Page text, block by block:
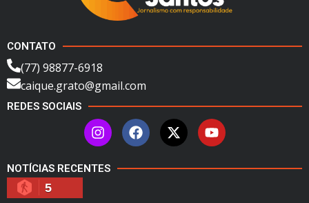
CONTATO
(77) 98877-6918
caique.grato@gmail.com
REDES SOCIAIS
NOTÍCIAS RECENTES
5